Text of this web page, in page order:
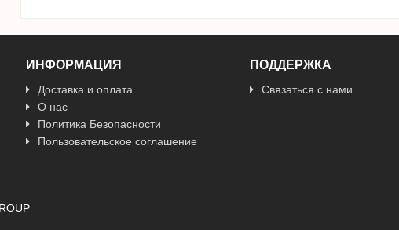
ИНФОРМАЦИЯ
Доставка и оплата
О нас
Политика Безопасности
Пользовательское соглашение
ПОДДЕРЖКА
Связаться с нами